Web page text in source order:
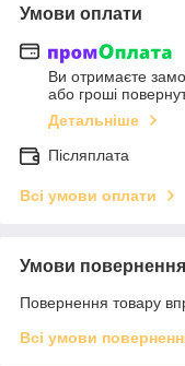
Умови оплати
Ви отримаєте
або гроші
Детальніше
Післяплата
Всі умови оплати
Умови повернення
Повернення товару
Всі умови